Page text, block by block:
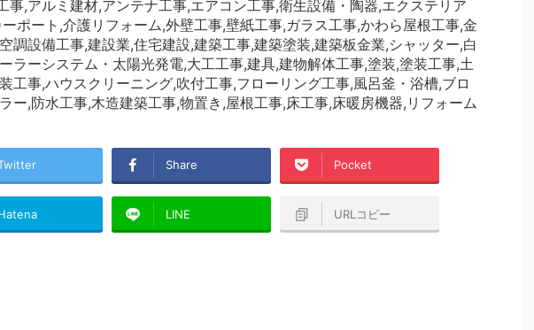
事,アルミ建材,アンテナ工事,エアコン工事,衛生設備・陶器,エクステリア
ポート,介護リフォーム,外壁工事,壁紙工事,ガラス工事,かわら屋根工事,金
調設備工事,建設業,住宅建設,建築工事,建築塗装,建築板金業,シャッター,白
ラーシステム・太陽光発電,大工工事,建具,建物解体工事,塗装,塗装工事,土
工事,ハウスクリーニング,吹付工事,フローリング工事,風呂釜・浴槽,ブロ
ー,防水工事,木造建築工事,物置き,屋根工事,床工事,床暖房機器,リフォーム
Share Pocket
LINE URLコピー